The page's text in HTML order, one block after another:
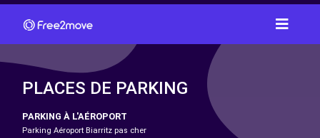
PLACES DE PARKING
PARKING À L'AÉROPORT
Parking Aéroport Biarritz pas cher